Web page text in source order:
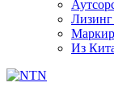
Лизинг
Из